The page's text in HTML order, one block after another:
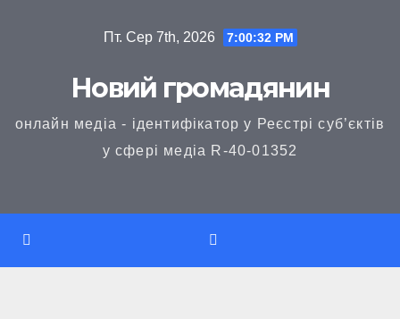
Пт. Сер 7th, 2026 7:00:32 PM
Новий громадянин
онлайн медіа - ідентифікатор у Реєстрі суб’єктів
у сфері медіа R-40-01352